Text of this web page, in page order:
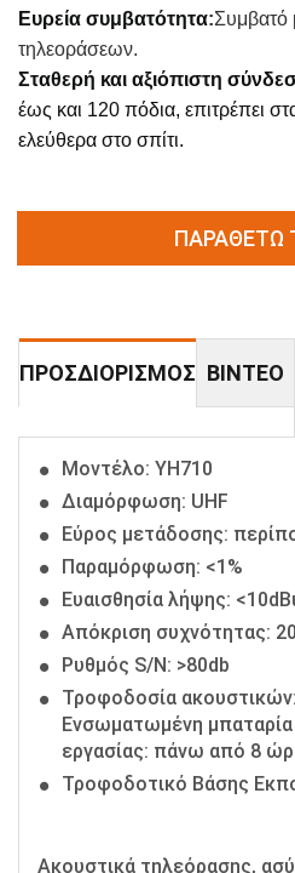
Ευρεία συμβατότητα:Συμβατό
τηλεοράσεων.
Σταθερή και αξιόπιστη
έως και 120 πόδια, επιτρέπει
ελεύθερα στο σπίτι.
ΠΑΡΑΘΈΤΩ
ΠΡΟΣΔΙΟΡΙΣΜΌΣ ΒΊΝΤΕΟ
Μοντέλο: YH710
Διαμόρφωση: UHF
Εύρος μετάδοσης:
Παραμόρφωση: <1%
Ευαισθησία λήψης:
Απόκριση συχνότητας:
Ρυθμός S/N: >80db
Τροφοδοσία
Ενσωματωμένη μπαταρία
εργασίας: πάνω από 8
Τροφοδοτικό Βάσης
Ακουστικά τηλεόρασης,